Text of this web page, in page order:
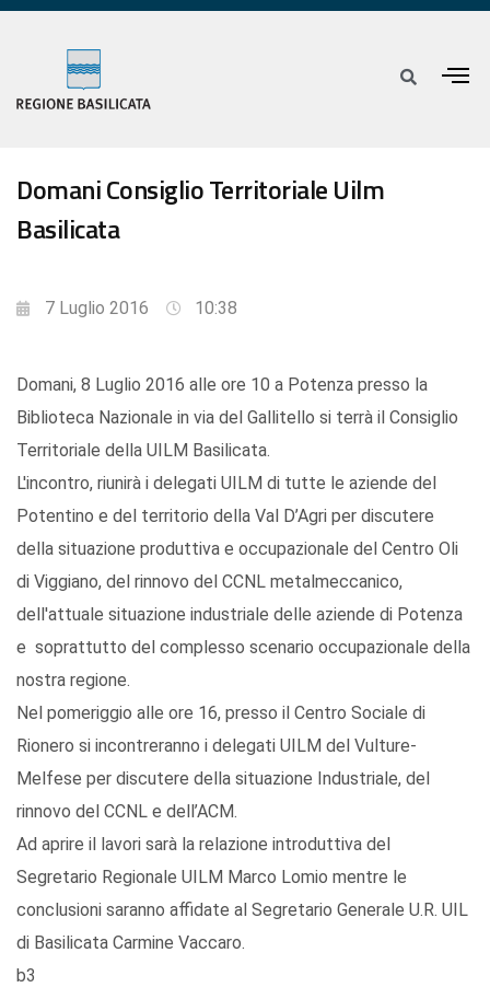
Domani Consiglio Territoriale Uilm
Basilicata
7 Luglio 2016 10:38
Domani, 8 Luglio 2016 alle ore 10 a Potenza presso la
Biblioteca Nazionale in via del Gallitello si terrà il Consiglio
Territoriale della UILM Basilicata.
L'incontro, riunirà i delegati UILM di tutte le aziende del
Potentino e del territorio della Val D’Agri per discutere
della situazione produttiva e occupazionale del Centro Oli
di Viggiano, del rinnovo del CCNL metalmeccanico,
dell'attuale situazione industriale delle aziende di Potenza
e soprattutto del complesso scenario occupazionale della
nostra regione.
Nel pomeriggio alle ore 16, presso il Centro Sociale di
Rionero si incontreranno i delegati UILM del Vulture-
Melfese per discutere della situazione Industriale, del
rinnovo del CCNL e dell’ACM.
Ad aprire il lavori sarà la relazione introduttiva del
Segretario Regionale UILM Marco Lomio mentre le
conclusioni saranno affidate al Segretario Generale U.R. UIL
di Basilicata Carmine Vaccaro.
b3